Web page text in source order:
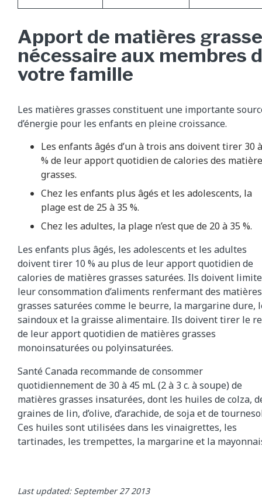
Apport de matières
nécessaire aux membres
votre famille
Les matières grasses constituent une importante
d’énergie pour les enfants en pleine croissance.
Les enfants âgés d’un à trois ans doivent tirer 30
% de leur apport quotidien de calories des
grasses.
Chez les enfants plus âgés et les adolescents, la
plage est de 25 à 35 %.
Chez les adultes, la plage n’est que de 20 à 35 %.
Les enfants plus âgés, les adolescents et les adultes
doivent tirer 10 % au plus de leur apport quotidien de
calories de matières grasses saturées. Ils doivent
leur consommation d’aliments renfermant des matières
grasses saturées comme le beurre, la margarine dure,
saindoux et la graisse alimentaire. Ils doivent tirer le
de leur apport quotidien de matières grasses
monoinsaturées ou polyinsaturées.
Santé Canada recommande de consommer
quotidiennement de 30 à 45 mL (2 à 3 c. à soupe) de
matières grasses insaturées, dont les huiles de colza,
graines de lin, d’olive, d’arachide, de soja et de
Ces huiles sont utilisées dans les vinaigrettes, les
tartinades, les trempettes, la margarine et la
Last updated: September 27 2013